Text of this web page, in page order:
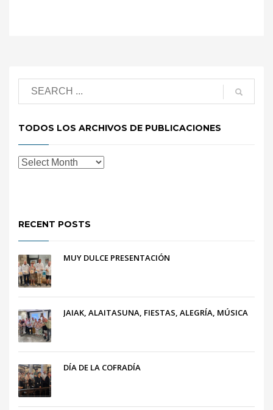
TODOS LOS ARCHIVOS DE PUBLICACIONES
RECENT POSTS
MUY DULCE PRESENTACIÓN
JAIAK, ALAITASUNA, FIESTAS, ALEGRÍA, MÚSICA
DÍA DE LA COFRADÍA